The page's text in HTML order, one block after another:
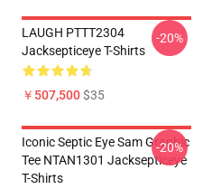
LAUGH PTTT2304
Jacksepticeye T-Shirts
￥507,500$35
-20%
Iconic Septic Eye Sam Graphic
Tee NTAN1301 Jacksepticeye
T-Shirts
-20%